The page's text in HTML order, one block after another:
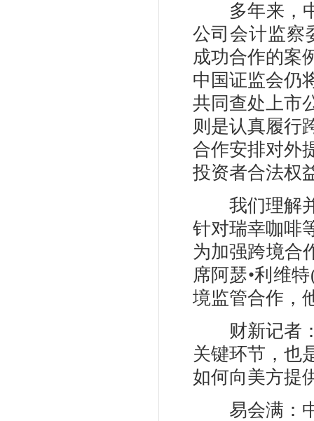
多年来，中
公司会计监察
成功合作的案
中国证监会仍
共同查处上市
则是认真履行
合作安排对外
投资者合法权
我们理解并
针对瑞幸咖啡
为加强跨境合
席阿瑟•利维
境监管合作，
财新记者：
关键环节，也
如何向美方提
易会满：中